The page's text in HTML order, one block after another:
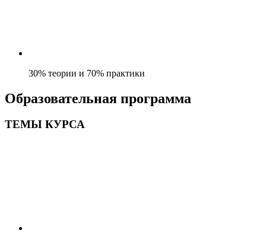
30% теории и 70% практики
Образовательная программа
ТЕМЫ КУРСА